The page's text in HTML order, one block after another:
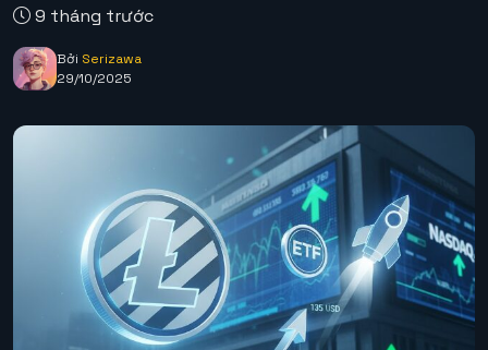
9 tháng trước
Bởi Serizawa
29/10/2025